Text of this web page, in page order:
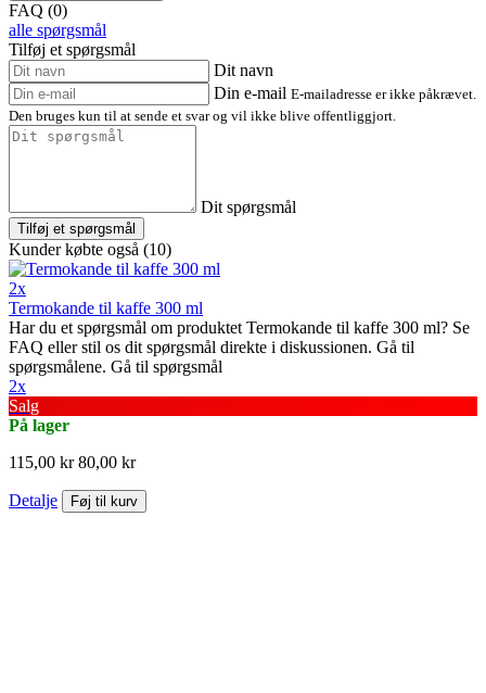
FAQ (0)
alle spørgsmål
Tilføj et spørgsmål
Dit navn
Din e-mail E-mailadresse er ikke påkrævet.
Den bruges kun til at sende et svar og vil ikke blive offentliggjort.
Dit spørgsmål
Tilføj et spørgsmål
Kunder købte også (10)
2x
Termokande til kaffe 300 ml
Har du et spørgsmål om produktet Termokande til kaffe 300 ml? Se
FAQ eller stil os dit spørgsmål direkte i diskussionen. Gå til
spørgsmålene. Gå til spørgsmål
2x
Salg
På lager
115,00 kr 80,00 kr
Detalje Føj til kurv